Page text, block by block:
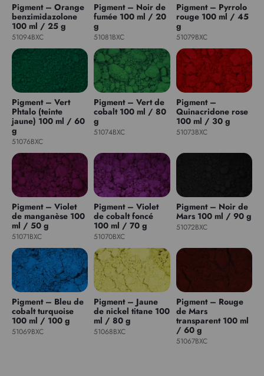
Pigment – Orange
benzimidazolone
100 ml / 25 g
51094BXC
Pigment – Noir de
fumée 100 ml / 20
g
51081BXC
Pigment – Pyrrolo
rouge 100 ml / 45
g
51079BXC
Pigment – Vert
Phtalo (teinte
jaune) 100 ml / 60
g
51076BXC
Pigment – Vert de
cobalt 100 ml / 80
g
51074BXC
Pigment –
Quinacridone rose
100 ml / 30 g
51073BXC
Pigment – Violet
de manganèse 100
ml / 50 g
51071BXC
Pigment – Violet
de cobalt foncé
100 ml / 70 g
51070BXC
Pigment – Noir de
Mars 100 ml / 90 g
51072BXC
Pigment – Bleu de
cobalt turquoise
100 ml / 100 g
51069BXC
Pigment – Jaune
de nickel titane 100
ml / 80 g
51068BXC
Pigment – Rouge
de Mars
transparent 100 ml
/ 60 g
51067BXC